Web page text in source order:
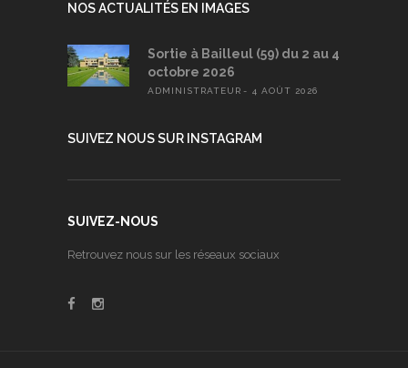
NOS ACTUALITÉS EN IMAGES
Sortie à Bailleul (59) du 2 au 4
octobre 2026
ADMINISTRATEUR 4 AOÛT 2026
SUIVEZ NOUS SUR INSTAGRAM
SUIVEZ-NOUS
Retrouvez nous sur les réseaux sociaux